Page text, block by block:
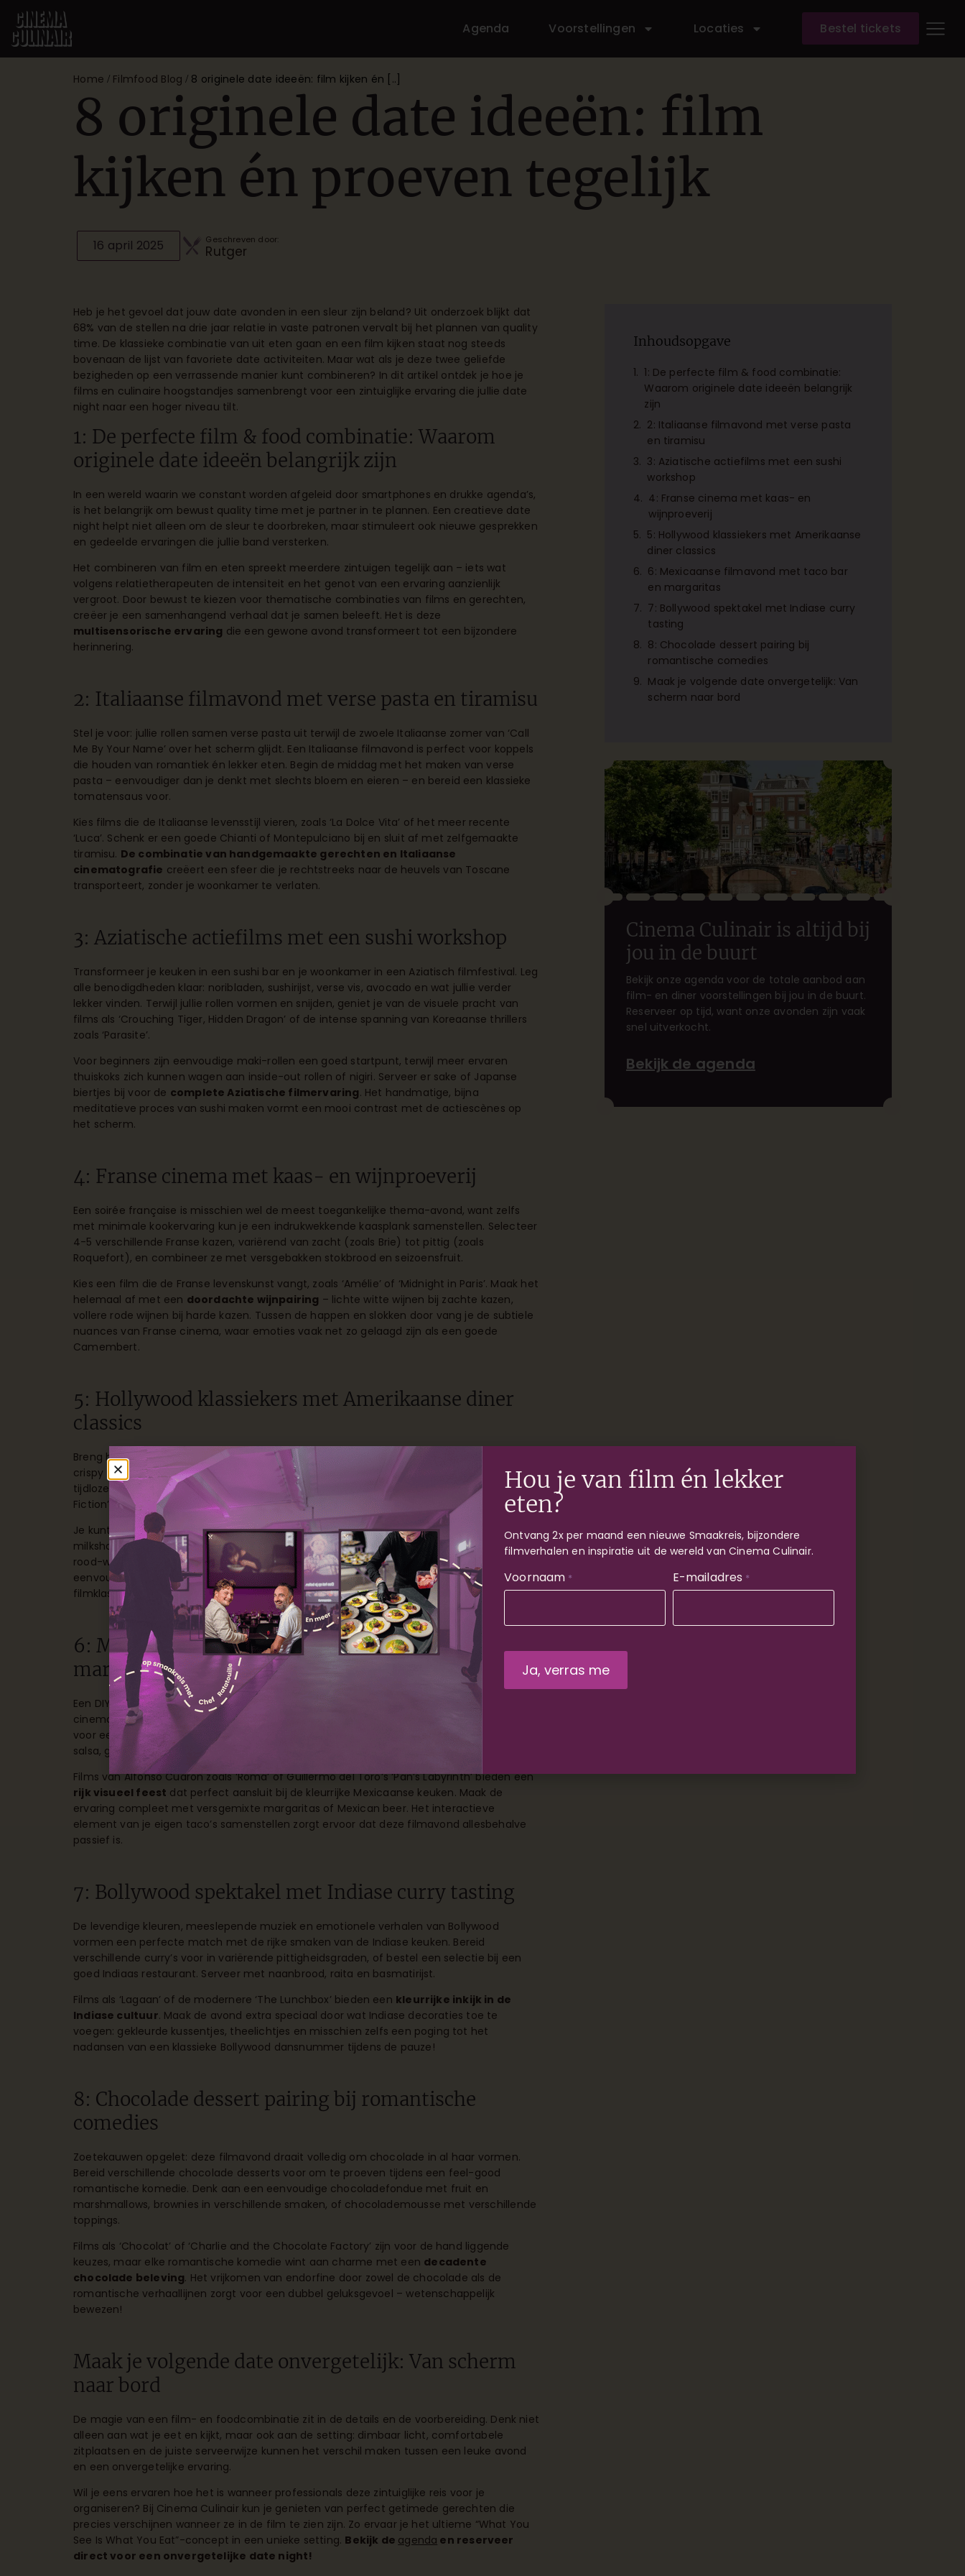
Agenda Voorstellingen Locaties Bestel tickets
Home / Filmfood Blog / 8 originele date ideeën: film kijken én [..]
8 originele date ideeën: film
kijken én proeven tegelijk
16 april 2025 Geschreven door:
Rutger
Heb je het gevoel dat jouw date avonden in een sleur zijn beland? Uit onderzoek blijkt dat
68% van de stellen na drie jaar relatie in vaste patronen vervalt bij het plannen van quality
time. De klassieke combinatie van uit eten gaan en een film kijken staat nog steeds
bovenaan de lijst van favoriete date activiteiten. Maar wat als je deze twee geliefde
bezigheden op een verrassende manier kunt combineren? In dit artikel ontdek je hoe je
films en culinaire hoogstandjes samenbrengt voor een zintuiglijke ervaring die jullie date
night naar een hoger niveau tilt.
1: De perfecte film & food combinatie: Waarom
originele date ideeën belangrijk zijn
In een wereld waarin we constant worden afgeleid door smartphones en drukke agenda’s,
is het belangrijk om bewust quality time met je partner in te plannen. Een creatieve date
night helpt niet alleen om de sleur te doorbreken, maar stimuleert ook nieuwe gesprekken
en gedeelde ervaringen die jullie band versterken.
Het combineren van film en eten spreekt meerdere zintuigen tegelijk aan – iets wat
volgens relatietherapeuten de intensiteit en het genot van een ervaring aanzienlijk
vergroot. Door bewust te kiezen voor thematische combinaties van films en gerechten,
creëer je een samenhangend verhaal dat je samen beleeft. Het is deze
multisensorische ervaring die een gewone avond transformeert tot een bijzondere
herinnering.
2: Italiaanse filmavond met verse pasta en tiramisu
Stel je voor: jullie rollen samen verse pasta uit terwijl de zwoele Italiaanse zomer van ‘Call
Me By Your Name’ over het scherm glijdt. Een Italiaanse filmavond is perfect voor koppels
die houden van romantiek én lekker eten. Begin de middag met het maken van verse
pasta – eenvoudiger dan je denkt met slechts bloem en eieren – en bereid een klassieke
tomatensaus voor.
Kies films die de Italiaanse levensstijl vieren, zoals ‘La Dolce Vita’ of het meer recente
‘Luca’. Schenk er een goede Chianti of Montepulciano bij en sluit af met zelfgemaakte
tiramisu. De combinatie van handgemaakte gerechten en Italiaanse
cinematografie creëert een sfeer die je rechtstreeks naar de heuvels van Toscane
transporteert, zonder je woonkamer te verlaten.
3: Aziatische actiefilms met een sushi workshop
Transformeer je keuken in een sushi bar en je woonkamer in een Aziatisch filmfestival. Leg
alle benodigdheden klaar: noribladen, sushirijst, verse vis, avocado en wat jullie verder
lekker vinden. Terwijl jullie rollen vormen en snijden, geniet je van de visuele pracht van
films als ‘Crouching Tiger, Hidden Dragon’ of de intense spanning van Koreaanse thrillers
zoals ‘Parasite’.
Voor beginners zijn eenvoudige maki-rollen een goed startpunt, terwijl meer ervaren
thuiskoks zich kunnen wagen aan inside-out rollen of nigiri. Serveer er sake of Japanse
biertjes bij voor de complete Aziatische filmervaring. Het handmatige, bijna
meditatieve proces van sushi maken vormt een mooi contrast met de actiescènes op
het scherm.
4: Franse cinema met kaas- en wijnproeverij
Een soirée française is misschien wel de meest toegankelijke thema-avond, want zelfs
met minimale kookervaring kun je een indrukwekkende kaasplank samenstellen. Selecteer
4-5 verschillende Franse kazen, variërend van zacht (zoals Brie) tot pittig (zoals
Roquefort), en combineer ze met versgebakken stokbrood en seizoensfruit.
Kies een film die de Franse levenskunst vangt, zoals ‘Amélie’ of ‘Midnight in Paris’. Maak het
helemaal af met een doordachte wijnpairing – lichte witte wijnen bij zachte kazen,
vollere rode wijnen bij harde kazen. Tussen de happen en slokken door vang je de subtiele
nuances van Franse cinema, waar emoties vaak net zo gelaagd zijn als een goede
Camembert.
5: Hollywood klassiekers met Amerikaanse diner
classics
Breng het iconische Amerikaanse diner naar je huiskamer met perfecte hamburgers,
crispy fries en romige milkshakes. Deze toegankelijke gerechten passen perfect bij de
tijdloze charme van Hollywood’s gouden eeuw films of moderne klassiekers als ‘Pulp
Fiction’ of ‘La La Land’.
Je kunt deauthentieke diner-ervaringversterken met kleine details: serveer de
milkshakes in hoge glazen met een rietje, wikkel de burgers in vetvrij papier, en gebruik
rood-wit geblokte servetten. Het beste aan deze filmavond? De voorbereiding is
eenvoudig, waardoor jullie vooral kunnen genieten van elkaars gezelschap en de
filmklassiekers op het scherm.
6: Mexicaanse filmavond met taco bar en
margaritas
Een DIY taco bar is een interactieve manier om samen te genieten van Mexicaanse
cinema. Bereid verschillende vullingen voor – gekruid gehakt, gegrilde kip, zwarte bonen
voor een vegetarische optie – en zet kleine kommetjes met toppings klaar: guacamole,
salsa, geraspte kaas, zure room en limoenpartjes.
Films van Alfonso Cuarón zoals ‘Roma’ of Guillermo del Toro’s ‘Pan’s Labyrinth’ bieden een
rijk visueel feest dat perfect aansluit bij de kleurrijke Mexicaanse keuken. Maak de
ervaring compleet met versgemixte margaritas of Mexican beer. Het interactieve
element van je eigen taco’s samenstellen zorgt ervoor dat deze filmavond allesbehalve
passief is.
7: Bollywood spektakel met Indiase curry tasting
De levendige kleuren, meeslepende muziek en emotionele verhalen van Bollywood
vormen een perfecte match met de rijke smaken van de Indiase keuken. Bereid
verschillende curry’s voor in variërende pittigheidsgraden, of bestel een selectie bij een
goed Indiaas restaurant. Serveer met naanbrood, raita en basmatirijst.
Films als ‘Lagaan’ of de modernere ‘The Lunchbox’ bieden een kleurrijke inkijk in de
Indiase cultuur. Maak de avond extra speciaal door wat Indiase decoraties toe te
voegen: gekleurde kussentjes, theelichtjes en misschien zelfs een poging tot het
nadansen van een klassieke Bollywood dansnummer tijdens de pauze!
8: Chocolade dessert pairing bij romantische
comedies
Zoetekauwen opgelet: deze filmavond draait volledig om chocolade in al haar vormen.
Bereid verschillende chocolade desserts voor om te proeven tijdens een feel-good
romantische komedie. Denk aan een eenvoudige chocoladefondue met fruit en
marshmallows, brownies in verschillende smaken, of chocolademousse met verschillende
toppings.
Films als ‘Chocolat’ of ‘Charlie and the Chocolate Factory’ zijn voor de hand liggende
keuzes, maar elke romantische komedie wint aan charme met een decadente
chocolade beleving. Het vrijkomen van endorfine door zowel de chocolade als de
romantische verhaallijnen zorgt voor een dubbel geluksgevoel – wetenschappelijk
bewezen!
Maak je volgende date onvergetelijk: Van scherm
naar bord
De magie van een film- en foodcombinatie zit in de details en de voorbereiding. Denk niet
alleen aan wat je eet en kijkt, maar ook aan de setting: dimbaar licht, comfortabele
zitplaatsen en de juiste serveerwijze kunnen het verschil maken tussen een leuke avond
en een onvergetelijke ervaring.
Wil je eens ervaren hoe het is wanneer professionals deze zintuiglijke reis voor je
organiseren? Bij Cinema Culinair kun je genieten van perfect getimede gerechten die
precies verschijnen wanneer ze in de film te zien zijn. Zo ervaar je het ultieme “What You
See Is What You Eat”-concept in een unieke setting. Bekijk de agenda en reserveer
direct voor een onvergetelijke date night!
Inhoudsopgave
1: De perfecte film & food combinatie:
Waarom originele date ideeën belangrijk
zijn
2: Italiaanse filmavond met verse pasta
en tiramisu
3: Aziatische actiefilms met een sushi
workshop
4: Franse cinema met kaas- en
wijnproeverij
5: Hollywood klassiekers met Amerikaanse
diner classics
6: Mexicaanse filmavond met taco bar
en margaritas
7: Bollywood spektakel met Indiase curry
tasting
8: Chocolade dessert pairing bij
romantische comedies
Maak je volgende date onvergetelijk: Van
scherm naar bord
Cinema Culinair is altijd bij
jou in de buurt
Bekijk onze agenda voor de totale aanbod aan
film- en diner voorstellingen bij jou in de buurt.
Reserveer op tijd, want onze avonden zijn vaak
snel uitverkocht.
Bekijk de agenda
Hou je van film én lekker
eten?
Ontvang 2x per maand een nieuwe Smaakreis, bijzondere
filmverhalen en inspiratie uit de wereld van Cinema Culinair.
Voornaam * E-mailadres *